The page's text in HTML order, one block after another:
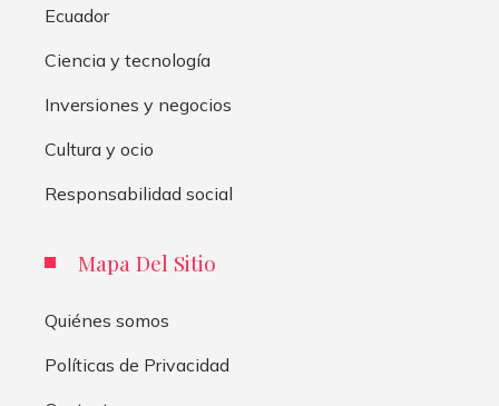
Ecuador
Ciencia y tecnología
Inversiones y negocios
Cultura y ocio
Responsabilidad social
Mapa Del Sitio
Quiénes somos
Políticas de Privacidad